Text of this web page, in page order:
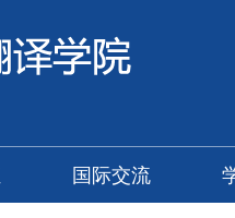
国际交流